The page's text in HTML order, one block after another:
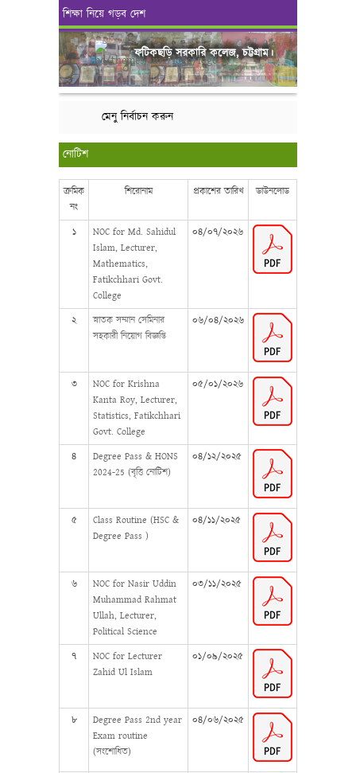
শিক্ষা নিয়ে গড়ব দেশ
ফটিকছড়ি সরকারি কলেজ, চট্টগ্রাম।
মেনু নির্বাচন করুন
নোটিশ
ক্রমিক
নং
শিরোনাম প্রকাশের তারিখ ডাউনলোড
১
NOC for Md. Sahidul
Islam, Lecturer,
Mathematics,
Fatikchhari Govt.
College
০৪/০৭/২০২৬
২
স্নাতক সম্মান সেমিনার
সহকারী নিয়োগ বিজ্ঞপ্তি
০৬/০৪/২০২৬
৩
NOC for Krishna
Kanta Roy, Lecturer,
Statistics, Fatikchhari
Govt. College
০৫/০১/২০২৬
৪
Degree Pass & HONS
2024-25 (বৃত্তি নোটিশ)
০৪/১২/২০২৫
৫
Class Routine (HSC &
Degree Pass )
০৪/১১/২০২৫
৬
NOC for Nasir Uddin
Muhammad Rahmat
Ullah, Lecturer,
Political Science
০৩/১১/২০২৫
৭
NOC for Lecturer
Zahid Ul Islam
০১/০৯/২০২৫
৮
Degree Pass 2nd year
Exam routine
(সংশোধিত)
০৪/০৬/২০২৫